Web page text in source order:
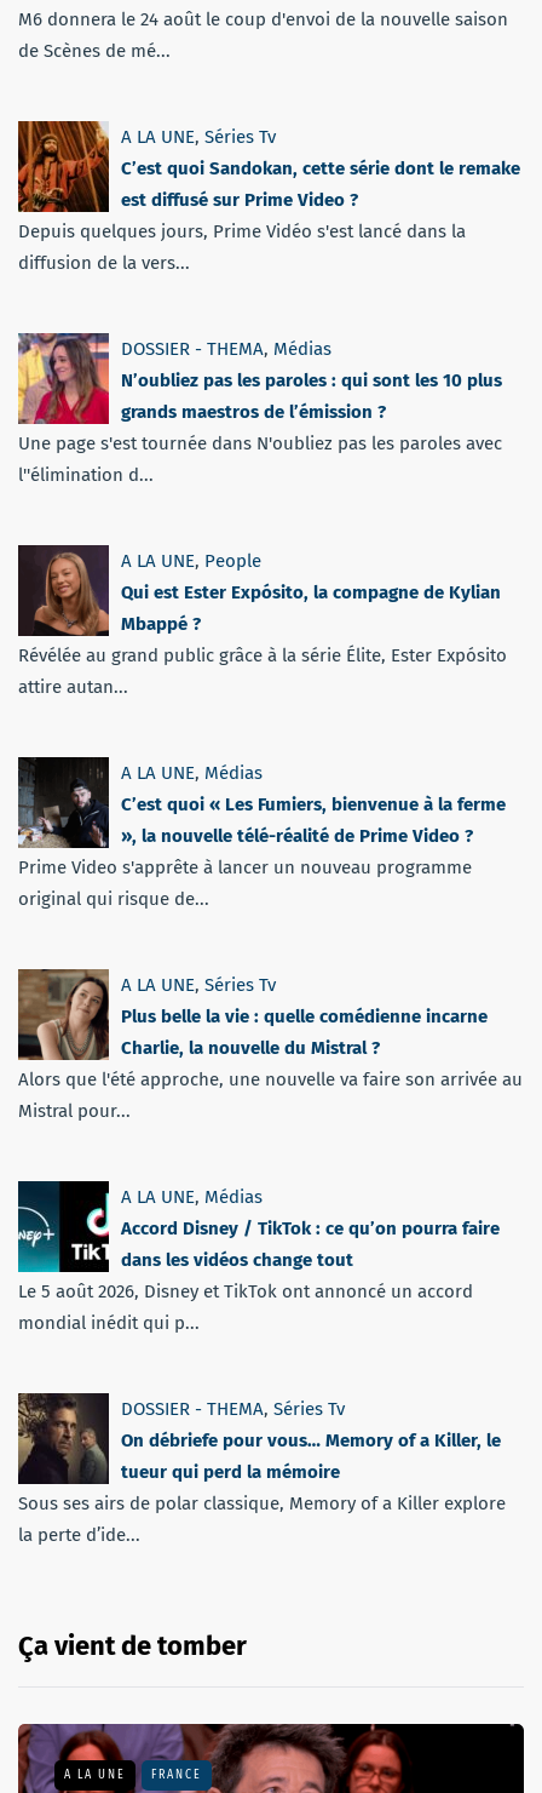
M6 donnera le 24 août le coup d'envoi de la nouvelle saison
de Scènes de mé...
A LA UNE, Séries Tv
C’est quoi Sandokan, cette série dont le remake
est diffusé sur Prime Video ?
Depuis quelques jours, Prime Vidéo s'est lancé dans la
diffusion de la vers...
DOSSIER - THEMA, Médias
N’oubliez pas les paroles : qui sont les 10 plus
grands maestros de l’émission ?
Une page s'est tournée dans N'oubliez pas les paroles avec
l''élimination d...
A LA UNE, People
Qui est Ester Expósito, la compagne de Kylian
Mbappé ?
Révélée au grand public grâce à la série Élite, Ester Expósito
attire autan...
A LA UNE, Médias
C’est quoi « Les Fumiers, bienvenue à la ferme
», la nouvelle télé-réalité de Prime Video ?
Prime Video s'apprête à lancer un nouveau programme
original qui risque de...
A LA UNE, Séries Tv
Plus belle la vie : quelle comédienne incarne
Charlie, la nouvelle du Mistral ?
Alors que l'été approche, une nouvelle va faire son arrivée au
Mistral pour...
A LA UNE, Médias
Accord Disney / TikTok : ce qu’on pourra faire
dans les vidéos change tout
Le 5 août 2026, Disney et TikTok ont annoncé un accord
mondial inédit qui p...
DOSSIER - THEMA, Séries Tv
On débriefe pour vous… Memory of a Killer, le
tueur qui perd la mémoire
Sous ses airs de polar classique, Memory of a Killer explore
la perte d’ide...
Ça vient de tomber
A LA UNE FRANCE